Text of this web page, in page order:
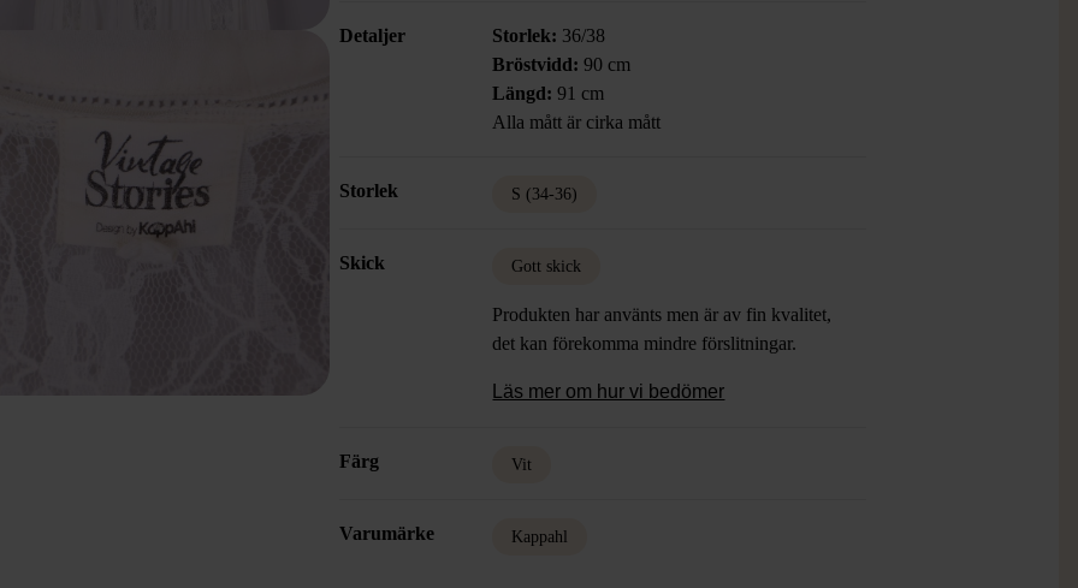
Detaljer Storlek: 36/38
Bröstvidd: 90 cm
Längd: 91 cm
Alla mått är cirka mått
Storlek S (34-36)
Skick Gott skick
Produkten har använts men är av fin kvalitet,
det kan förekomma mindre förslitningar.
Läs mer om hur vi bedömer
Färg Vit
Varumärke Kappahl